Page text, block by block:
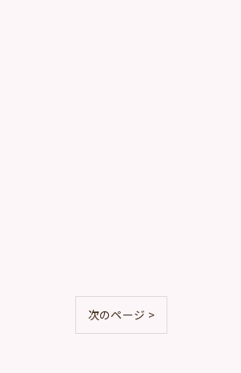
次のページ >